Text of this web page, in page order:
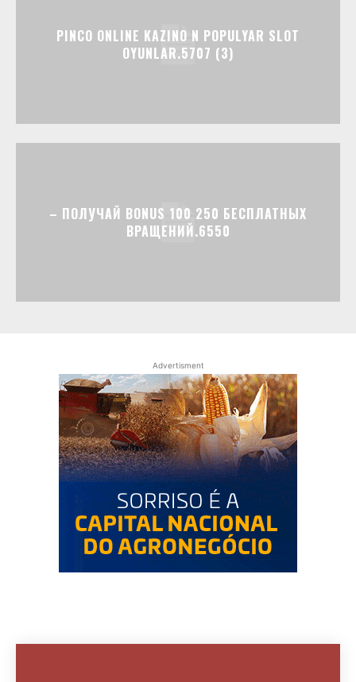
PINCO ONLINE KAZINO N POPULYAR SLOT
OYUNLAR.5707 (3)
– ПОЛУЧАЙ BONUS 100 250 БЕСПЛАТНЫХ
ВРАЩЕНИЙ.6550
Advertisment